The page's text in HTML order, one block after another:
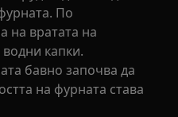
По
на вратата на
капки.
бавно започва да
на фурната става